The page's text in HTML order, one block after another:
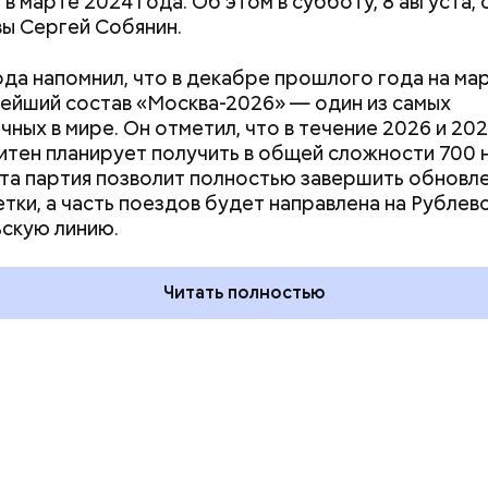
пальцами ног
день
какие
в России
День разглядывания
горизонта и День пьяного
отмечают в России и мире 5
августа
Сергей Собянин.
напомнил, что в декабре прошлого года на
состав «Москва-2026» — один из самых
в мире. Он отметил, что в течение 2026 и
планирует получить в общей сложности 700
партия позволит полностью завершить
а часть поездов будет направлена на
линию.
Читать полностью